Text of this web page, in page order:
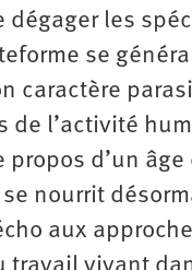
les
se
caractère
l’activité
d’un âge
nourrit
aux